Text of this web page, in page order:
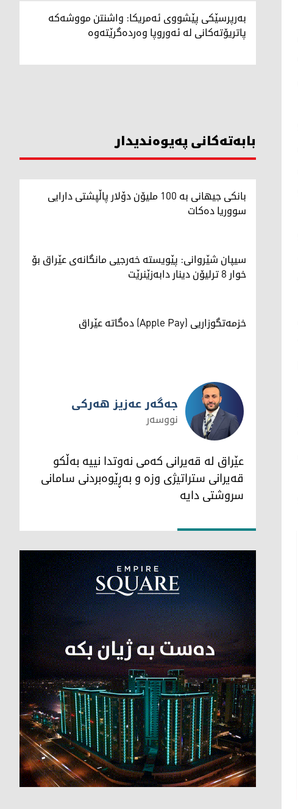
بەرپرسێکی پێشووی ئەمریکا: واشنتن مووشەکە
پاتریۆتەکانی لە ئەوروپا وەردەگرێتەوە
بابەتەکانی پەیوەندیدار
بانکی جیهانی بە 100 ملیۆن دۆلار پاڵپشتی دارایی
سووریا دەکات
سیپان شێروانی: پێویستە خەرجیی مانگانەی عێراق بۆ
خوار 8 ترلیۆن دینار دابەزێنرێت
خزمەتگوزاریی (Apple Pay) دەگاتە عێراق
جەگەر عەزیز هەرکی
جەگەر عەزیز هەرکی
نووسەر
عێراق لە قەیرانی کەمی نەوتدا نییە بەڵکو
قەیرانی ستراتیژی وزە و بەڕێوەبردنی سامانی
سروشتی دایە